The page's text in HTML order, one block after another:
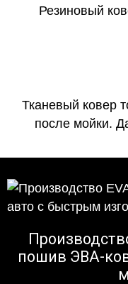
Резиновый
Тканевый ковер
после мойки.
пошив ЭВА-